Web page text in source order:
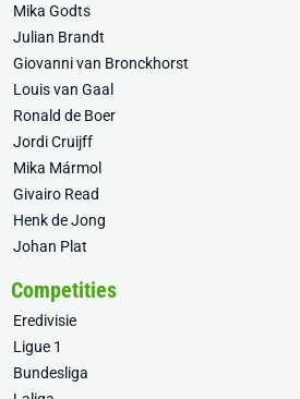
Mika Godts
Julian Brandt
Giovanni van Bronckhorst
Louis van Gaal
Ronald de Boer
Jordi Cruijff
Mika Mármol
Givairo Read
Henk de Jong
Johan Plat
Competities
Eredivisie
Ligue 1
Bundesliga